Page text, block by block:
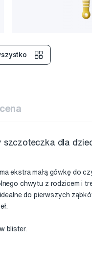
szczoteczka dla
ekstra małą gówkę do
chwytu z rodzicem i
do pierwszych
blister.